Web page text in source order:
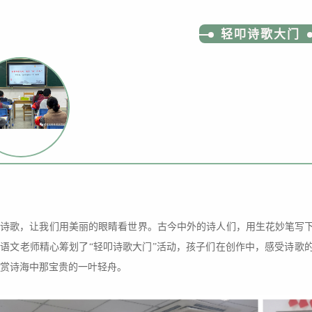
轻叩诗歌大门
诗歌，让我们用美丽的眼睛看世界。古今中外的诗人们，用生花妙笔写
文老师精心筹划了“轻叩诗歌大门”活动，孩子们在创作中，感受诗
诗海中那宝贵的一叶轻舟。